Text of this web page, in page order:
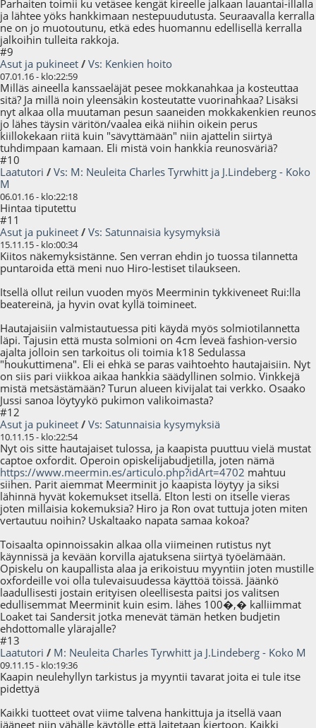
Parhaiten toimii ku vetäsee kengät kireelle jalkaan lauantai-illalla
ja lähtee yöks hankkimaan nestepuudutusta. Seuraavalla kerralla
ne on jo muotoutunu, etkä edes huomannu edellisellä kerralla
jalkoihin tulleita rakkoja.
#9
Asut ja pukineet / Vs: Kenkien hoito
07.01.16 - klo:22:59
Milläs aineella kanssaeläjät pesee mokkanahkaa ja kosteuttaa
sitä? Ja millä noin yleensäkin kosteutatte vuorinahkaa? Lisäksi
nyt alkaa olla muutaman pesun saaneiden mokkakenkien reunos
jo lähes täysin väritön/vaalea eikä niihin oikein perus
kiillokekaan riitä kuin "sävyttämään" niin ajattelin siirtyä
tuhdimpaan kamaan. Eli mistä voin hankkia reunosväriä?
#10
Laatutori / Vs: M: Neuleita Charles Tyrwhitt ja J.Lindeberg - Koko
M
06.01.16 - klo:22:18
Hintaa tiputettu
#11
Asut ja pukineet / Vs: Satunnaisia kysymyksiä
15.11.15 - klo:00:34
Kiitos näkemyksistänne. Sen verran ehdin jo tuossa tilannetta
puntaroida että meni nuo Hiro-lestiset tilaukseen.
Itsellä ollut reilun vuoden myös Meerminin tykkiveneet Rui:lla
beatereinä, ja hyvin ovat kyllä toimineet.
Hautajaisiin valmistautuessa piti käydä myös solmiotilannetta
läpi. Tajusin että musta solmioni on 4cm leveä fashion-versio
ajalta jolloin sen tarkoitus oli toimia k18 Sedulassa
"houkuttimena". Eli ei ehkä se paras vaihtoehto hautajaisiin. Nyt
on siis pari viikkoa aikaa hankkia säädyllinen solmio. Vinkkejä
mistä metsästämään? Turun alueen kivijalat tai verkko. Osaako
Jussi sanoa löytyykö pukimon valikoimasta?
#12
Asut ja pukineet / Vs: Satunnaisia kysymyksiä
10.11.15 - klo:22:54
Nyt ois sitte hautajaiset tulossa, ja kaapista puuttuu vielä mustat
captoe oxfordit. Operoin opiskelijabudjetilla, joten nämä
https://www.meermin.es/articulo.php?idArt=4702 mahtuu
siihen. Parit aiemmat Meerminit jo kaapista löytyy ja siksi
lähinnä hyvät kokemukset itsellä. Elton lesti on itselle vieras
joten millaisia kokemuksia? Hiro ja Ron ovat tuttuja joten miten
vertautuu noihin? Uskaltaako napata samaa kokoa?
Toisaalta opinnoissakin alkaa olla viimeinen rutistus nyt
käynnissä ja kevään korvilla ajatuksena siirtyä työelämään.
Opiskelu on kaupallista alaa ja erikoistuu myyntiin joten mustille
oxfordeille voi olla tulevaisuudessa käyttöä töissä. Jäänkö
laadullisesti jostain erityisen oleellisesta paitsi jos valitsen
edullisemmat Meerminit kuin esim. lähes 100�,� kalliimmat
Loaket tai Sandersit jotka menevät tämän hetken budjetin
ehdottomalle ylärajalle?
#13
Laatutori / M: Neuleita Charles Tyrwhitt ja J.Lindeberg - Koko M
09.11.15 - klo:19:36
Kaapin neulehyllyn tarkistus ja myyntii tavarat joita ei tule itse
pidettyä
Kaikki tuotteet ovat viime talvena hankittuja ja itsellä vaan
jääneet niin vähälle käytölle että laitetaan kiertoon. Kaikki